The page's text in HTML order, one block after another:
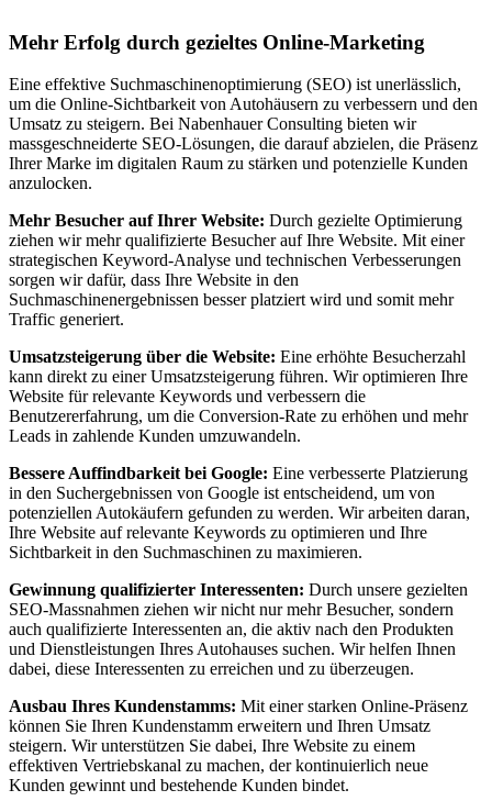
Mehr Erfolg durch gezieltes Online-Marketing
Eine effektive Suchmaschinenoptimierung (SEO) ist unerlässlich,
um die Online-Sichtbarkeit von Autohäusern zu verbessern und den
Umsatz zu steigern. Bei Nabenhauer Consulting bieten wir
massgeschneiderte SEO-Lösungen, die darauf abzielen, die Präsenz
Ihrer Marke im digitalen Raum zu stärken und potenzielle Kunden
anzulocken.
Mehr Besucher auf Ihrer Website: Durch gezielte Optimierung
ziehen wir mehr qualifizierte Besucher auf Ihre Website. Mit einer
strategischen Keyword-Analyse und technischen Verbesserungen
sorgen wir dafür, dass Ihre Website in den
Suchmaschinenergebnissen besser platziert wird und somit mehr
Traffic generiert.
Umsatzsteigerung über die Website: Eine erhöhte Besucherzahl
kann direkt zu einer Umsatzsteigerung führen. Wir optimieren Ihre
Website für relevante Keywords und verbessern die
Benutzererfahrung, um die Conversion-Rate zu erhöhen und mehr
Leads in zahlende Kunden umzuwandeln.
Bessere Auffindbarkeit bei Google: Eine verbesserte Platzierung
in den Suchergebnissen von Google ist entscheidend, um von
potenziellen Autokäufern gefunden zu werden. Wir arbeiten daran,
Ihre Website auf relevante Keywords zu optimieren und Ihre
Sichtbarkeit in den Suchmaschinen zu maximieren.
Gewinnung qualifizierter Interessenten: Durch unsere gezielten
SEO-Massnahmen ziehen wir nicht nur mehr Besucher, sondern
auch qualifizierte Interessenten an, die aktiv nach den Produkten
und Dienstleistungen Ihres Autohauses suchen. Wir helfen Ihnen
dabei, diese Interessenten zu erreichen und zu überzeugen.
Ausbau Ihres Kundenstamms: Mit einer starken Online-Präsenz
können Sie Ihren Kundenstamm erweitern und Ihren Umsatz
steigern. Wir unterstützen Sie dabei, Ihre Website zu einem
effektiven Vertriebskanal zu machen, der kontinuierlich neue
Kunden gewinnt und bestehende Kunden bindet.